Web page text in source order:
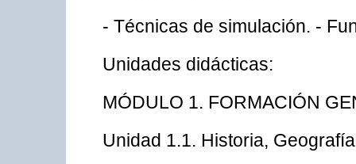
- Técnicas de simulación. -
Unidades didácticas:
MÓDULO 1. FORMACIÓN
Unidad 1.1. Historia,